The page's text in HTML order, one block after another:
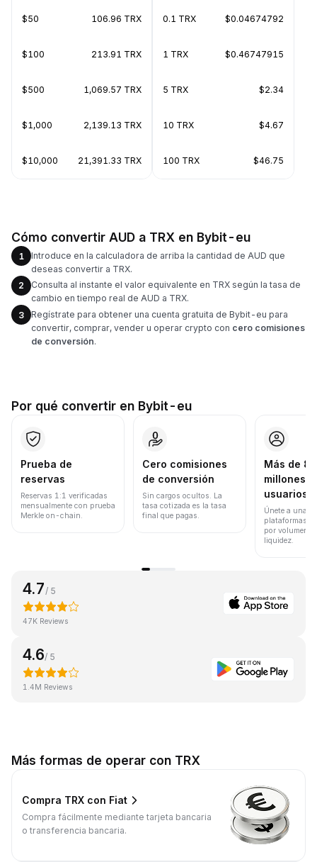
$50 106.96 TRX
$100 213.91 TRX
$500 1,069.57 TRX
$1,000 2,139.13 TRX
$10,000 21,391.33 TRX
0.1 TRX $0.04674792
1 TRX $0.46747915
5 TRX $2.34
10 TRX $4.67
100 TRX $46.75
Cómo convertir AUD a TRX en Bybit-eu
1
Introduce en la calculadora de arriba la cantidad de AUD que
deseas convertir a TRX.
2
Consulta al instante el valor equivalente en TRX según la tasa de
cambio en tiempo real de AUD a TRX.
3
Regístrate para obtener una cuenta gratuita de Bybit-eu para
convertir, comprar, vender u operar crypto con cero comisiones
de conversión.
Por qué convertir en Bybit-eu
Prueba de
reservas
Reservas 1:1 verificadas
mensualmente con prueba
Merkle on-chain.
Cero comisiones
de conversión
Sin cargos ocultos. La
tasa cotizada es la tasa
final que pagas.
Más de 86
millones
usuarios
Únete a una
plataformas
por volumen
liquidez.
4.7 / 5
47K Reviews
4.6/ 5
1.4M Reviews
Más formas de operar con TRX
Compra TRX con Fiat
Compra fácilmente mediante tarjeta bancaria
o transferencia bancaria.